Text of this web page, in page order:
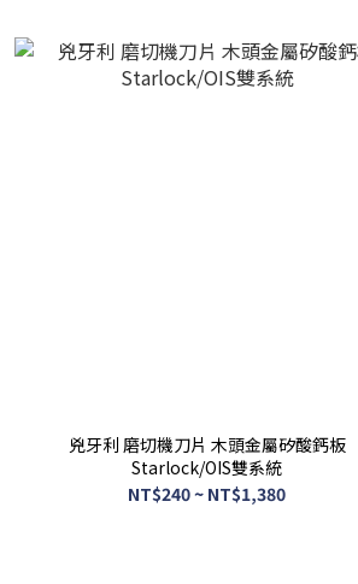
兇牙利 磨切機刀片 木頭金屬矽酸鈣板
Starlock/OIS雙系統
NT$240 ~ NT$1,380